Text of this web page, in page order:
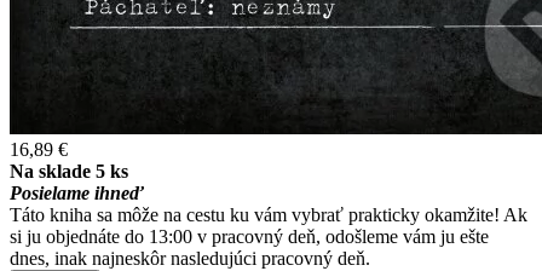
16,89 €
Na sklade 5 ks
Posielame ihneď
Táto kniha sa môže na cestu ku vám vybrať prakticky okamžite! Ak
si ju objednáte do 13:00 v pracovný deň, odošleme vám ju ešte
dnes, inak najneskôr nasledujúci pracovný deň.